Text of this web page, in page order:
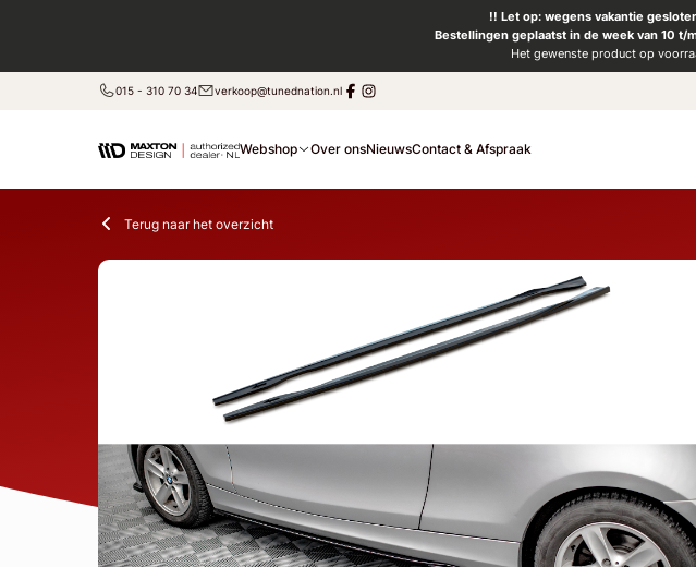
!! Let op: wegens vakantie
Bestellingen geplaatst in de week van 10 t/
Het gewenste product op
015 - 310 70 34 verkoop@tunednation.nl
Webshop Over onsNieuwsContact & Afspraak
Terug naar het overzicht